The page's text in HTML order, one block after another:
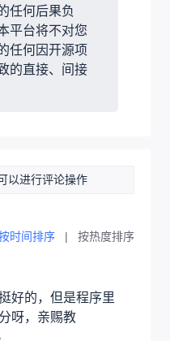
任何后果负
平台将不对您
任何因开源项
的直接、间接
以进行评论操作
时间排序 | 按热度排序
好的，但是程序里
呀，亲赐教